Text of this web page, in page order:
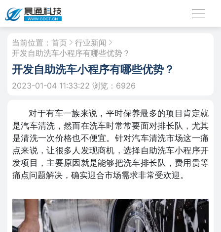
当前位置： 首页
行业新闻
开发自助洗车小程序有哪些优势？
开发自助洗车小程序有哪些优势？
2023-01-04 11:33:22 浏览：6926
对于有车一族来说，平时保养最多的项目肯定就
是汽车清洗，然而在洗车时常常要面对排长队，尤其
是清洗一次价格也不便宜。针对汽车清洗市场这一痛
点来说，让很多人发现商机，选择自助洗车小程序开
发项目，主要原因就是能够把洗车排长队，费用贵等
痛点问题解决，确实迎合市场需求非常受欢迎。